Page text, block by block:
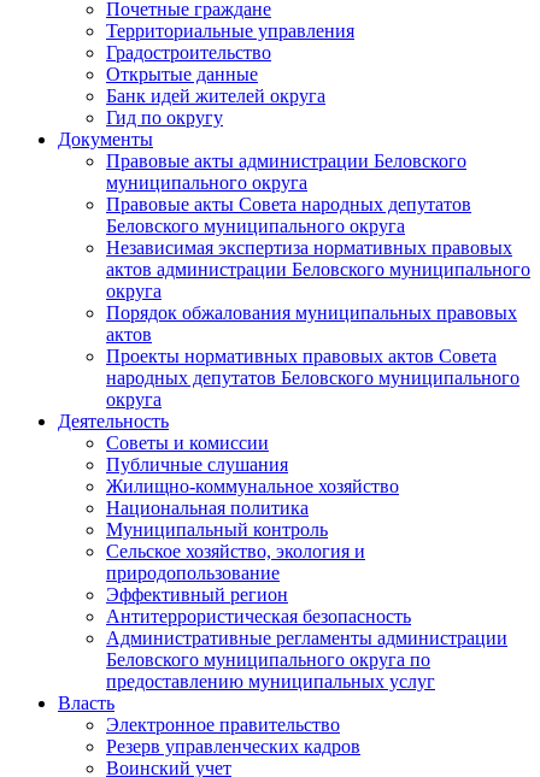
Почетные граждане
Территориальные управления
Градостроительство
Открытые данные
Банк идей жителей округа
Гид по округу
Документы
Правовые акты администрации Беловского
муниципального округа
Правовые акты Совета народных депутатов
Беловского муниципального округа
Независимая экспертиза нормативных правовых
актов администрации Беловского муниципального
округа
Порядок обжалования муниципальных правовых
актов
Проекты нормативных правовых актов Совета
народных депутатов Беловского муниципального
округа
Деятельность
Советы и комиссии
Публичные слушания
Жилищно-коммунальное хозяйство
Национальная политика
Муниципальный контроль
Сельское хозяйство, экология и
природопользование
Эффективный регион
Антитеррористическая безопасность
Административные регламенты администрации
Беловского муниципального округа по
предоставлению муниципальных услуг
Власть
Электронное правительство
Резерв управленческих кадров
Воинский учет